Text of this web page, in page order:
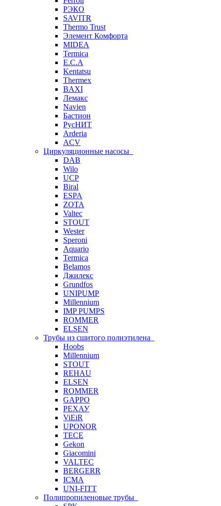
РЭКО
SAVITR
Thermo Trust
Элемент Комфорта
MIDEA
Termica
E.C.A
Kentatsu
Thermex
BAXI
Лемакс
Navien
Бастион
РусНИТ
Arderia
ACV
Циркуляционные насосы
DAB
Wilo
UCP
Biral
ESPA
ZOTA
Valtec
STOUT
Wester
Speroni
Aquario
Termica
Belamos
Джилекс
Grundfos
UNIPUMP
Millennium
IMP PUMPS
ROMMER
ELSEN
Трубы из сшитого полиэтилена
Hoobs
Millennium
STOUT
REHAU
ELSEN
ROMMER
GAPPO
РЕХАУ
ViEiR
UPONOR
TECE
Gekon
Giacomini
VALTEC
BERGERR
ICMA
UNI-FITT
Полипропиленовые трубы